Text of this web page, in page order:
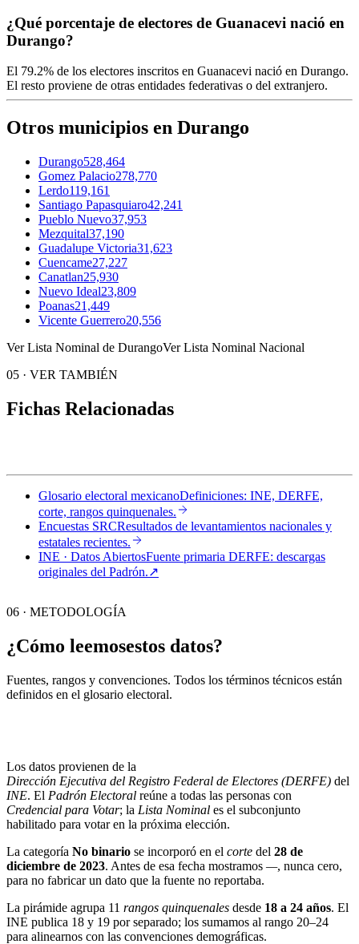
¿Qué porcentaje de electores de Guanacevi nació en
Durango?
El 79.2% de los electores inscritos en Guanacevi nació en Durango.
El resto proviene de otras entidades federativas o del extranjero.
Otros municipios en Durango
Durango528,464
Gomez Palacio278,770
Lerdo119,161
Santiago Papasquiaro42,241
Pueblo Nuevo37,953
Mezquital37,190
Guadalupe Victoria31,623
Cuencame27,227
Canatlan25,930
Nuevo Ideal23,809
Poanas21,449
Vicente Guerrero20,556
Ver Lista Nominal de DurangoVer Lista Nominal Nacional
05 · VER TAMBIÉN
Fichas Relacionadas
Glosario electoral mexicanoDefiniciones: INE, DERFE,
corte, rangos quinquenales.
Encuestas SRCResultados de levantamientos nacionales y
estatales recientes.
INE · Datos AbiertosFuente primaria DERFE: descargas
originales del Padrón.↗︎
06 · METODOLOGÍA
¿Cómo leemosestos datos?
Fuentes, rangos y convenciones. Todos los términos técnicos están
definidos en el glosario electoral.
Los datos provienen de la
Dirección Ejecutiva del Registro Federal de Electores (DERFE) del
INE. El Padrón Electoral reúne a todas las personas con
Credencial para Votar; la Lista Nominal es el subconjunto
habilitado para votar en la próxima elección.
La categoría No binario se incorporó en el corte del 28 de
diciembre de 2023. Antes de esa fecha mostramos —, nunca cero,
para no fabricar un dato que la fuente no reportaba.
La pirámide agrupa 11 rangos quinquenales desde 18 a 24 años. El
INE publica 18 y 19 por separado; los sumamos al rango 20–24
para alinearnos con las convenciones demográficas.